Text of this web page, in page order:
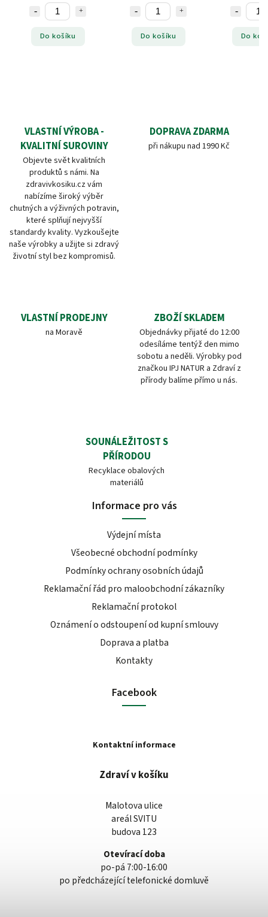
Do košíku Do košíku Do
VLASTNÍ VÝROBA -
KVALITNÍ SUROVINY
Objevte svět kvalitních
produktů s námi. Na
zdravivkosiku.cz vám
nabízíme široký výběr
chutných a výživných potravin,
které splňují nejvyšší
standardy kvality. Vyzkoušejte
naše výrobky a užijte si zdravý
životní styl bez kompromisů.
DOPRAVA ZDARMA
při nákupu nad 1990 Kč
VLASTNÍ PRODEJNY
na Moravě
ZBOŽÍ SKLADEM
Objednávky přijaté do 12:00
odesíláme tentýž den mimo
sobotu a neděli. Výrobky pod
značkou IPJ NATUR a Zdraví z
přírody balíme přímo u nás.
SOUNÁLEŽITOST S
PŘÍRODOU
Recyklace obalových
materiálů
Informace pro vás
Výdejní místa
Všeobecné obchodní podmínky
Podmínky ochrany osobních údajů
Reklamační řád pro maloobchodní zákazníky
Reklamační protokol
Oznámení o odstoupení od kupní smlouvy
Doprava a platba
Kontakty
Facebook
Kontaktní informace
Zdraví v košíku
Malotova ulice
areál SVITU
budova 123
Otevírací doba
po-pá 7:00-16:00
po předcházející telefonické domluvě